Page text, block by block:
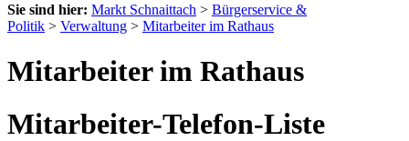
Sie sind hier: Markt Schnaittach > Bürgerservice &
Politik > Verwaltung > Mitarbeiter im Rathaus
Mitarbeiter im Rathaus
Mitarbeiter-Telefon-Liste